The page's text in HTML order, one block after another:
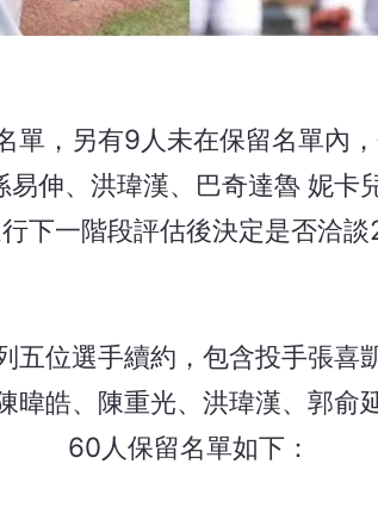
單，另有9人未在保留名單內
伸、洪瑋漢、巴奇達魯 妮卡
下一階段評估後決定是否洽談
五位選手續約，包含投手張喜
暐皓、陳重光、洪瑋漢、郭俞
60人保留名單如下：